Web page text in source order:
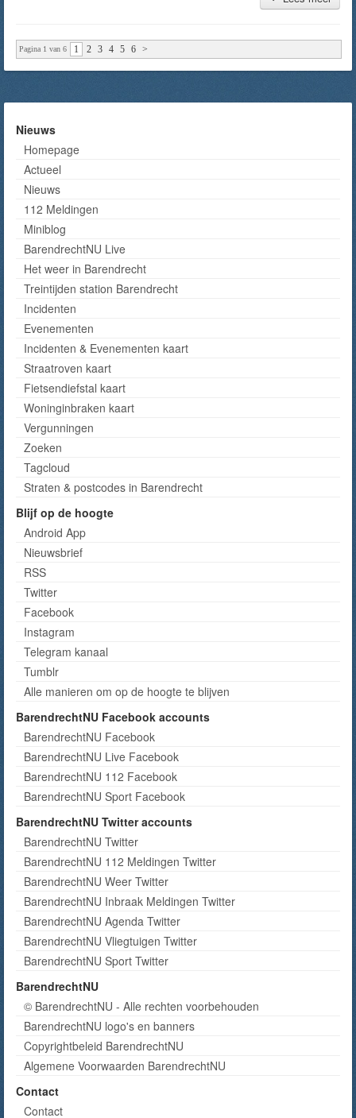
Pagina 1 van 6 1 2 3 4 5 6 >
Nieuws
Homepage
Actueel
Nieuws
112 Meldingen
Miniblog
BarendrechtNU Live
Het weer in Barendrecht
Treintijden station Barendrecht
Incidenten
Evenementen
Incidenten & Evenementen kaart
Straatroven kaart
Fietsendiefstal kaart
Woninginbraken kaart
Vergunningen
Zoeken
Tagcloud
Straten & postcodes in Barendrecht
Blijf op de hoogte
Android App
Nieuwsbrief
RSS
Twitter
Facebook
Instagram
Telegram kanaal
Tumblr
Alle manieren om op de hoogte te blijven
BarendrechtNU Facebook accounts
BarendrechtNU Facebook
BarendrechtNU Live Facebook
BarendrechtNU 112 Facebook
BarendrechtNU Sport Facebook
BarendrechtNU Twitter accounts
BarendrechtNU Twitter
BarendrechtNU 112 Meldingen Twitter
BarendrechtNU Weer Twitter
BarendrechtNU Inbraak Meldingen Twitter
BarendrechtNU Agenda Twitter
BarendrechtNU Vliegtuigen Twitter
BarendrechtNU Sport Twitter
BarendrechtNU
© BarendrechtNU - Alle rechten voorbehouden
BarendrechtNU logo's en banners
Copyrightbeleid BarendrechtNU
Algemene Voorwaarden BarendrechtNU
Contact
Contact